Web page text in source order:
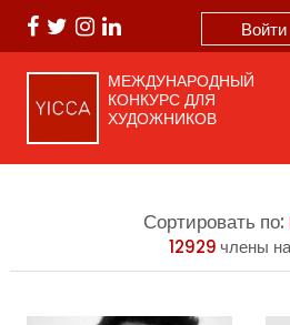
Войти
МЕЖДУНАРОДНЫЙ
КОНКУРС ДЛЯ
ХУДОЖНИКОВ
Сортировать по:
12929 члены